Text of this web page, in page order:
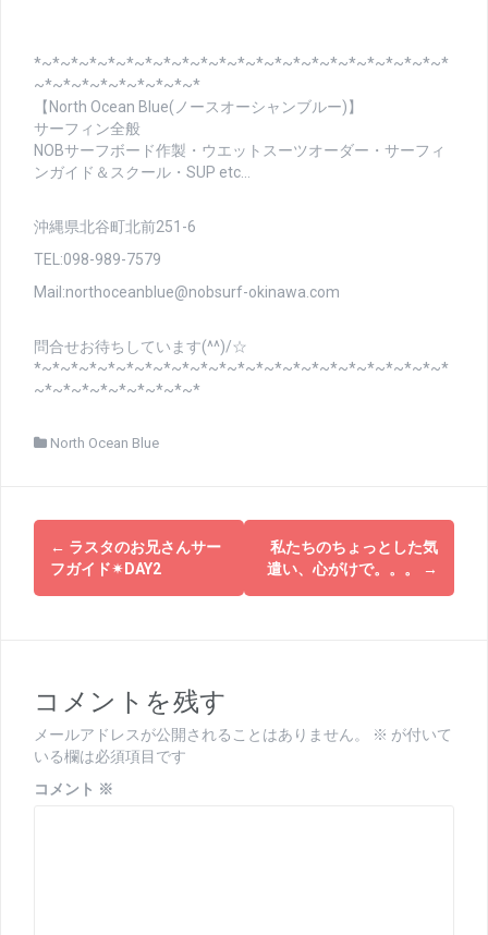
*~*~*~*~*~*~*~*~*~*~*~*~*~*~*~*~*~*~*~*~*~*~*
~*~*~*~*~*~*~*~*~*
【North Ocean Blue(ノースオーシャンブルー)】
サーフィン全般
NOBサーフボード作製・ウエットスーツオーダー・サーフィ
ンガイド＆スクール・SUP etc…
沖縄県北谷町北前251-6
TEL:098-989-7579
Mail:northoceanblue@nobsurf-okinawa.com
問合せお待ちしています(^^)/☆
*~*~*~*~*~*~*~*~*~*~*~*~*~*~*~*~*~*~*~*~*~*~*
~*~*~*~*~*~*~*~*~*
North Ocean Blue
投
稿
ナ
ゲ
ー
シ
ョ
← ラスタのお兄さんサー
フガイド✴DAY2
私たちのちょっとした気
遣い、心がけで。。。
→
コメントを残す
メールアドレスが公開されることはありません。 ※ が付いて
いる欄は必須項目です
コメント ※